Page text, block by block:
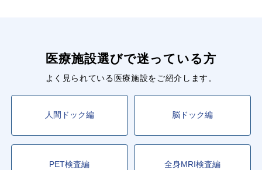
医療施設選びで迷っている方
よく見られている医療施設をご紹介します。
人間ドック編 脳ドック編
PET検査編 全身MRI検査編